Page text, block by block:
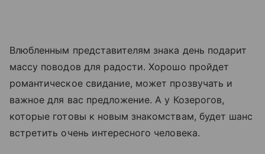
Влюбленным представителям знака день подарит
массу поводов для радости. Хорошо пройдет
романтическое свидание, может прозвучать и
важное для вас предложение. А у Козерогов,
которые готовы к новым знакомствам, будет шанс
встретить очень интересного человека.